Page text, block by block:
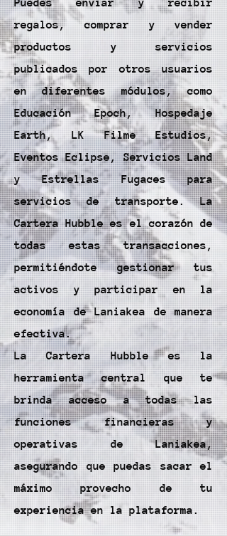
Puedes enviar y recibir
regalos, comprar y vender
productos y servicios
publicados por otros usuarios
en diferentes módulos, como
Educación Epoch, Hospedaje
Earth, LK Filme Estudios,
Eventos Eclipse, Servicios Land
y Estrellas Fugaces para
servicios de transporte. La
Cartera Hubble es el corazón de
todas estas transacciones,
permitiéndote gestionar tus
activos y participar en la
economía de Laniakea de manera
efectiva.
La Cartera Hubble es la
herramienta central que te
brinda acceso a todas las
funciones financieras y
operativas de Laniakea,
asegurando que puedas sacar el
máximo provecho de tu
experiencia en la plataforma.